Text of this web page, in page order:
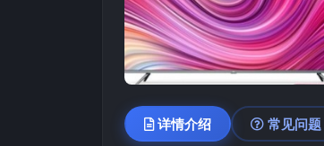
详情介绍 常见问题